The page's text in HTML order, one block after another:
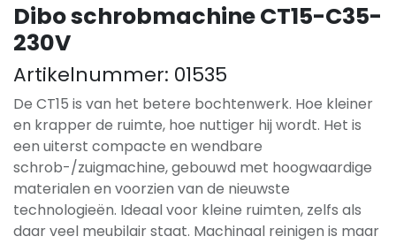
Dibo schrobmachine CT15-C35-
230V
Artikelnummer: 01535
De CT15 is van het betere bochtenwerk. Hoe kleiner
en krapper de ruimte, hoe nuttiger hij wordt. Het is
een uiterst compacte en wendbare
schrob-/zuigmachine, gebouwd met hoogwaardige
materialen en voorzien van de nieuwste
technologieën. Ideaal voor kleine ruimten, zelfs als
daar veel meubilair staat. Machinaal reinigen is maar